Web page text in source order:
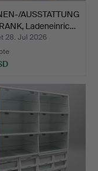
AUSSTATTUNG
Ladeneinric…
28. Jul 2026